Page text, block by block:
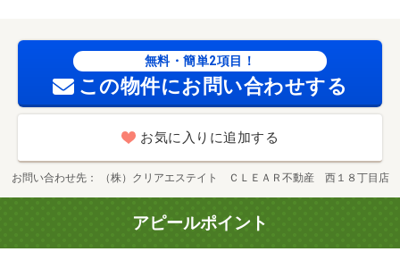
無料・簡単2項目！
この物件にお問い合わせする
お気に入りに追加する
お問い合わせ先 （株）クリアエステイト ＣＬＥＡＲ不動産 西１８丁目店
アピールポイント